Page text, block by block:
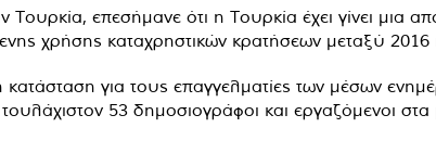
επεσήμανε ότι η Τουρκία έχει γίνει μια
χρήσης καταχρηστικών κρατήσεων μεταξύ 2016
για τους επαγγελματίες των μέσων
53 δημοσιογράφοι και εργαζόμενοι στα